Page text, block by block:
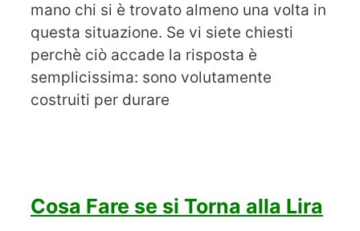
mano chi si è trovato almeno una volta in
questa situazione. Se vi siete chiesti
perchè ciò accade la risposta è
semplicissima: sono volutamente
costruiti per durare
Cosa Fare se si Torna alla Lira